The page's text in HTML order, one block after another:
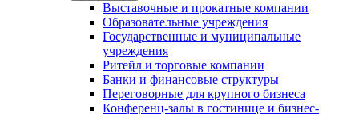
Выставочные и прокатные компании
Образовательные учреждения
Государственные и муниципальные
учреждения
Ритейл и торговые компании
Банки и финансовые структуры
Переговорные для крупного бизнеса
Конференц-залы в гостинице и бизнес-